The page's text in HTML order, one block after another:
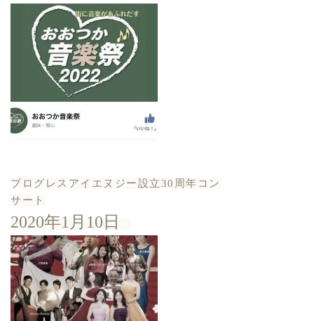
プログレスアイエヌジー設立30周年コン
サート
2020年1月10日